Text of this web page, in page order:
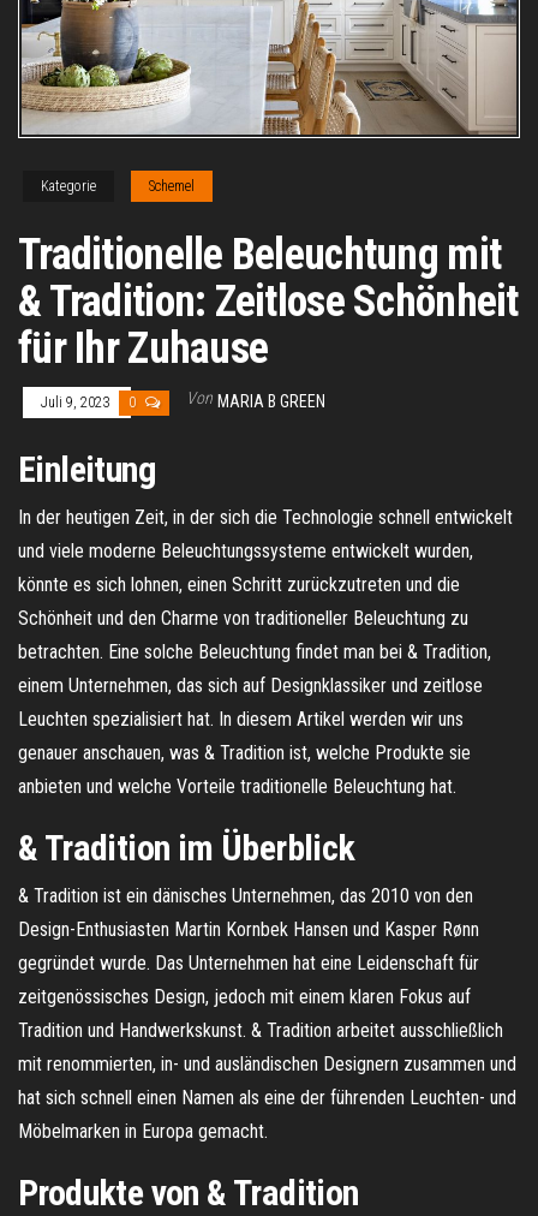
Kategorie Schemel
Traditionelle Beleuchtung mit
& Tradition: Zeitlose Schönheit
für Ihr Zuhause
Juli 9, 2023 0 Von MARIA B GREEN
Einleitung
In der heutigen Zeit, in der sich die Technologie schnell entwickelt
und viele moderne Beleuchtungssysteme entwickelt wurden,
könnte es sich lohnen, einen Schritt zurückzutreten und die
Schönheit und den Charme von traditioneller Beleuchtung zu
betrachten. Eine solche Beleuchtung findet man bei & Tradition,
einem Unternehmen, das sich auf Designklassiker und zeitlose
Leuchten spezialisiert hat. In diesem Artikel werden wir uns
genauer anschauen, was & Tradition ist, welche Produkte sie
anbieten und welche Vorteile traditionelle Beleuchtung hat.
& Tradition im Überblick
& Tradition ist ein dänisches Unternehmen, das 2010 von den
Design-Enthusiasten Martin Kornbek Hansen und Kasper Rønn
gegründet wurde. Das Unternehmen hat eine Leidenschaft für
zeitgenössisches Design, jedoch mit einem klaren Fokus auf
Tradition und Handwerkskunst. & Tradition arbeitet ausschließlich
mit renommierten, in- und ausländischen Designern zusammen und
hat sich schnell einen Namen als eine der führenden Leuchten- und
Möbelmarken in Europa gemacht.
Produkte von & Tradition